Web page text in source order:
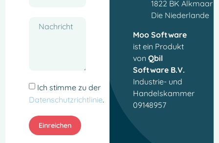
Ich stimme zu der
Datenschutzrichtlinie.
Einreichen
1822 BK Alkmaar
Die Niederlande
Moo Software
ist ein Produkt
von Qbil
Software B.V.
Industrie- und
Handelskammer
09148957